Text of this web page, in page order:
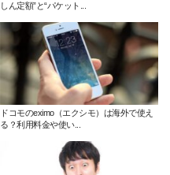
しん定額”と“パケット...
ドコモのeximo（エクシモ）は海外で使え
る？利用料金や使い...